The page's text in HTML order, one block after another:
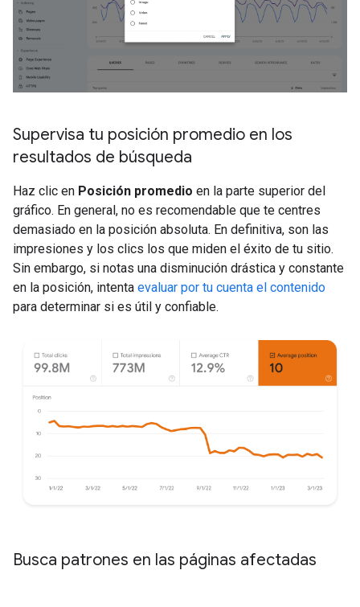
Supervisa tu posición promedio en los
resultados de búsqueda
Haz clic en Posición promedio en la parte superior del
gráfico. En general, no es recomendable que te centres
demasiado en la posición absoluta. En definitiva, son las
impresiones y los clics los que miden el éxito de tu sitio.
Sin embargo, si notas una disminución drástica y constante
en la posición, intenta evaluar por tu cuenta el contenido
para determinar si es útil y confiable.
Busca patrones en las páginas afectadas